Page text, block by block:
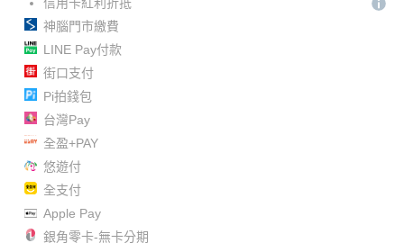
神腦門市繳費
LINE Pay付款
街口支付
Pi拍錢包
台灣Pay
全盈+PAY
悠遊付
全支付
Apple Pay
銀角零卡-無卡分期